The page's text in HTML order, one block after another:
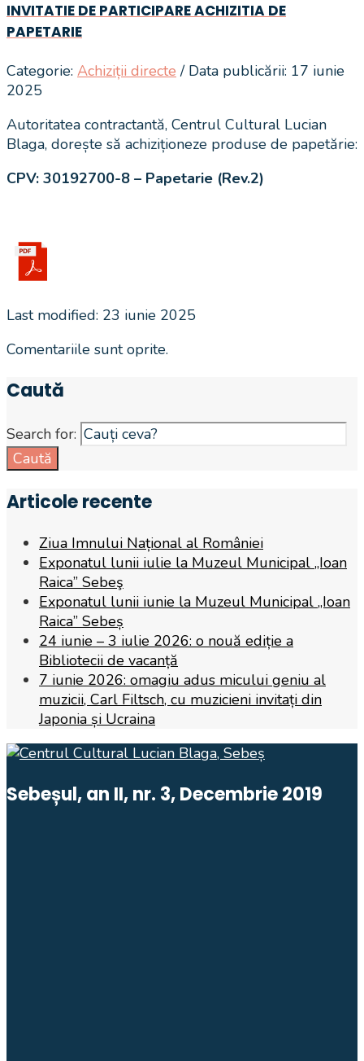
INVITATIE DE PARTICIPARE ACHIZITIA DE
PAPETARIE
Categorie: Achiziții directe / Data publicării: 17 iunie
2025
Autoritatea contractantă, Centrul Cultural Lucian
Blaga, dorește să achiziționeze produse de papetărie:
CPV: 30192700-8 – Papetarie (Rev.2)
Last modified: 23 iunie 2025
Comentariile sunt oprite.
Caută
Search for:
Caută
Articole recente
Ziua Imnului Național al României
Exponatul lunii iulie la Muzeul Municipal „Ioan
Raica” Sebeş
Exponatul lunii iunie la Muzeul Municipal „Ioan
Raica” Sebeș
24 iunie – 3 iulie 2026: o nouă ediție a
Bibliotecii de vacanță
7 iunie 2026: omagiu adus micului geniu al
muzicii, Carl Filtsch, cu muzicieni invitați din
Japonia și Ucraina
Sebeșul, an II, nr. 3, Decembrie 2019